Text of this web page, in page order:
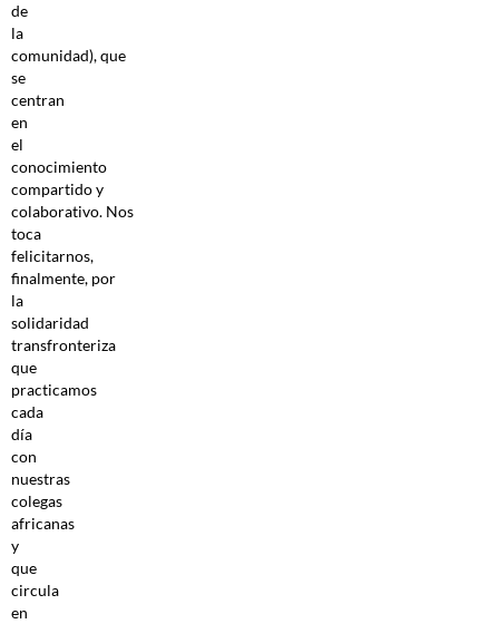
de
la
comunidad), que
se
centran
en
el
conocimiento
compartido y
colaborativo. Nos
toca
felicitarnos,
finalmente, por
la
solidaridad
transfronteriza
que
practicamos
cada
día
con
nuestras
colegas
africanas
y
que
circula
en